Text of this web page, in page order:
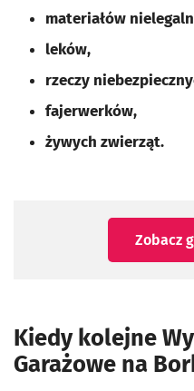
materiałów
leków,
rzeczy
fajerwerków,
żywych zwierząt.
Zobacz
Kiedy kolejne
Garażowe na